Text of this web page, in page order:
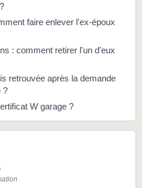
faire enlever l'ex-époux
: comment retirer l'un d'eux
retrouvée après la demande
?
W garage ?